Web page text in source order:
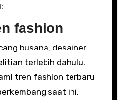
fashion
busana, desainer
terlebih dahulu.
tren fashion terbaru
saat ini.